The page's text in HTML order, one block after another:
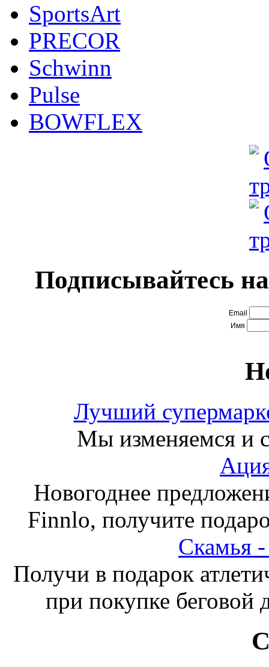
SportsArt
PRECOR
Schwinn
Pulse
BOWFLEX
Подписывайтесь
Email
Имя
Лучший
Мы изменяемся и
Новогоднее
Finnlo, получите
Получи в подарок
при покупке беговой